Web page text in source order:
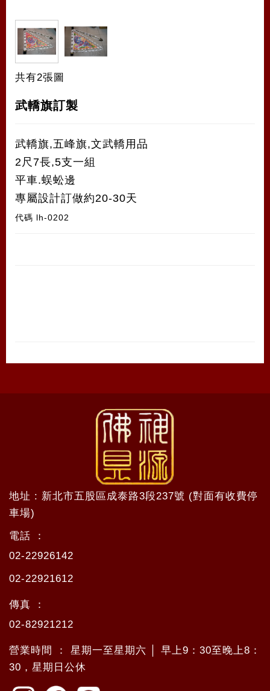
共有2張圖
武轎旗訂製
武轎旗,五峰旗,文武轎用品
2尺7長,5支一組
平車.蜈蚣邊
專屬設計訂做約20-30天
代碼 lh-0202
地址 : 新北市五股區成泰路3段237號 (對面有收費停
車場)
電話 ：
02-22926142
02-22921612
傳真 ：
02-82921212
營業時間 ： 星期一至星期六 │ 早上9：30至晚上8：
30，星期日公休